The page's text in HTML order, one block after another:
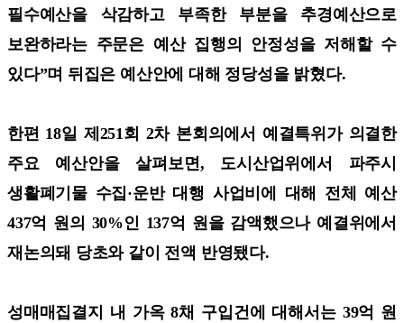
필수예산을 삭감하고 부족한 부분을 추경예산으로
보완하라는 주문은 예산 집행의 안정성을 저해할 수
있다”며 뒤집은 예산안에 대해 정당성을 밝혔다.
한편 18일 제251회 2차 본회의에서 예결특위가 의결한
주요 예산안을 살펴보면, 도시산업위에서 파주시
생활폐기물 수집·운반 대행 사업비에 대해 전체 예산
437억 원의 30%인 137억 원을 감액했으나 예결위에서
재논의돼 당초와 같이 전액 반영됐다.
성매매집결지 내 가옥 8채 구입건에 대해서는 39억 원